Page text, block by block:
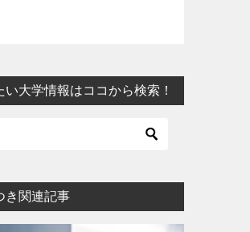
い大学情報はココから検索！
き関連記事